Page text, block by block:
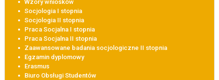
Wzory wniosków
Socjologia I stopnia
Socjologia II stopnia
Praca Socjalna I stopnia
Praca Socjalna II stopnia
Zaawansowane badania socjologiczne II stopnia
Egzamin dyplomowy
Erasmus
Biuro Obsługi Studentów